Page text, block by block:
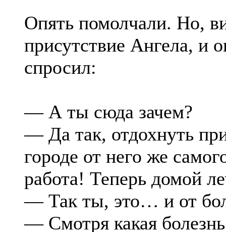
Опять помолчали. Но,
присутствие Ангела, и
спросил:
— А ты сюда зачем?
— Да так, отдохнуть
городе от него же
работа! Теперь домой
— Так ты, это… и от
— Смотря какая